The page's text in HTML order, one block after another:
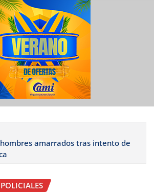
amarrados tras intento de
POLICIALES